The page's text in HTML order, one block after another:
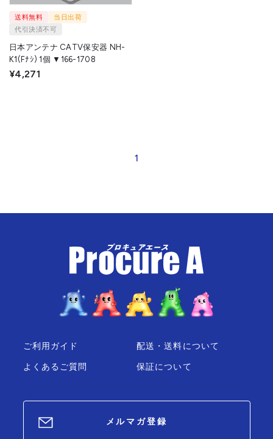
送料無料
当日出荷
代引決済不可
日本アンテナ CATV保安器 NH-
K1(Fﾅｼ) 1個 ▼166-1708
¥4,271
1
ご利用ガイド
よくあるご質問
配送・送料について
保証について
メルマガ登録